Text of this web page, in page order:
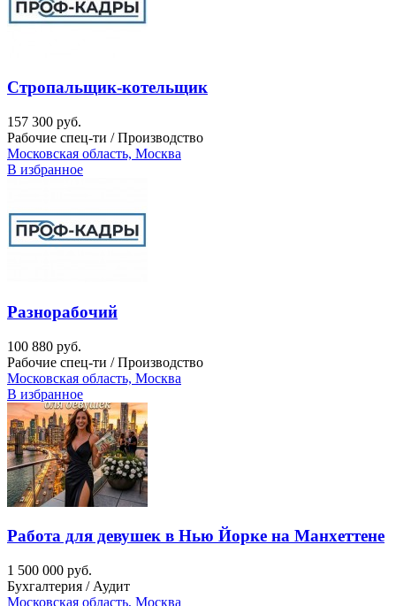
Стропальщик-котельщик
157 300 руб.
Рабочие спец-ти / Производство
Московская область, Москва
В избранное
Разнорабочий
100 880 руб.
Рабочие спец-ти / Производство
Московская область, Москва
В избранное
Работа для девушек в Нью Йорке на Манхеттене
1 500 000 руб.
Бухгалтерия / Аудит
Московская область, Москва